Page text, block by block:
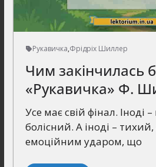
Рукавичка,Фрідріх Шиллер
Чим закінчилась
«Рукавичка» Ф.
Усе має свій фінал. Іноді
болісний. А іноді –
емоційним ударом, що